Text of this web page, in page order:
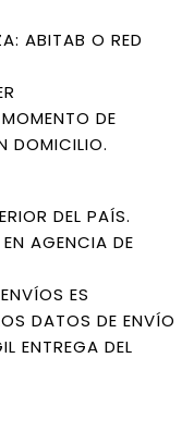
ABITAB O RED
DE
DOMICILIO.
DEL PAÍS.
AGENCIA DE
ES
DATOS DE ENVÍO
ENTREGA DEL